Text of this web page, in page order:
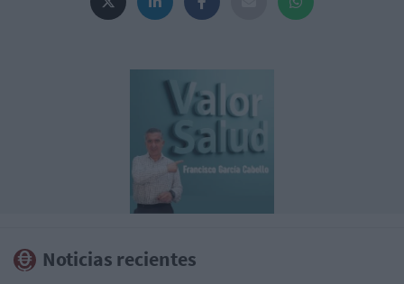
Noticias recientes